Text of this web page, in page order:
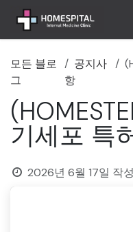
콘텐츠로 건너뛰기
모든 블로
그
공지사
항
기세포 특
2026년 6월 17일 작